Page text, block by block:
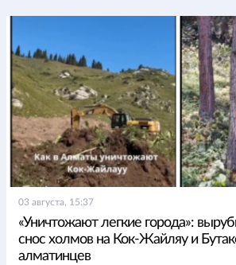
03 августа, 15:37
«Уничтожают легкие города»:
снос холмов на Кок-Жайляу и
алматинцев